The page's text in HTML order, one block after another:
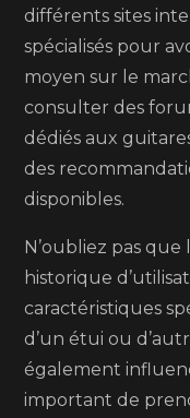
différents sites
spécialisés pour
moyen sur le
consulter des
dédiés aux
des
disponibles.
N’oubliez pas
historique
caractéristiques
d’un étui ou
également
important de